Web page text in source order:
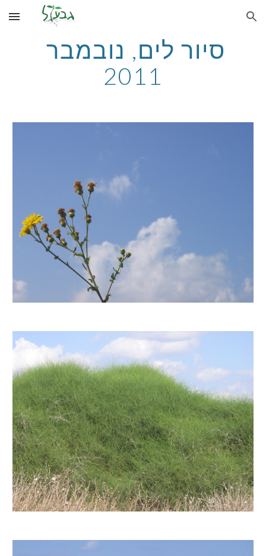
Skip to main content Skip to navigation
2011